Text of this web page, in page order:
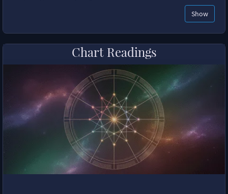
Show
Chart Readings